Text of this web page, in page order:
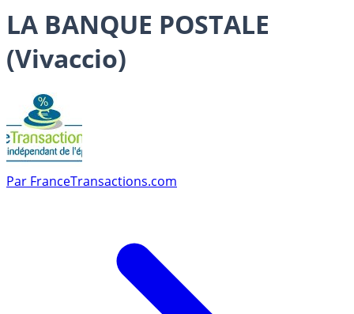
LA BANQUE POSTALE
(Vivaccio)
Par FranceTransactions.com